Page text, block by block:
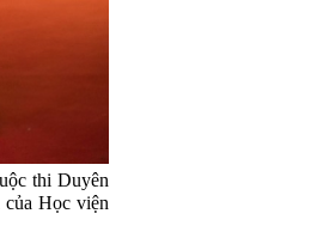
thi Duyên
của Học viện